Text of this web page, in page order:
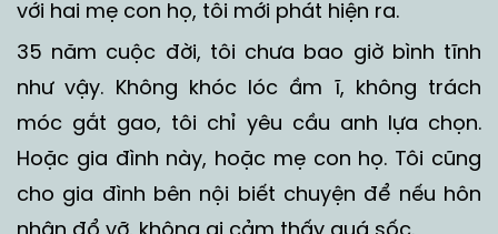
với hai mẹ con họ, tôi mới phát hiện ra.
35 năm cuộc đời, tôi chưa bao giờ bình tĩnh
như vậy. Không khóc lóc ầm ĩ, không trách
móc gắt gao, tôi chỉ yêu cầu anh lựa chọn.
Hoặc gia đình này, hoặc mẹ con họ. Tôi cũng
cho gia đình bên nội biết chuyện để nếu hôn